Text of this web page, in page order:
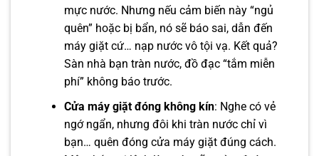
mực nước. Nhưng nếu cảm biến này “ngủ
quên” hoặc bị bẩn, nó sẽ báo sai, dẫn đến
máy giặt cứ… nạp nước vô tội vạ. Kết quả?
Sàn nhà bạn tràn nước, đồ đạc “tắm miễn
phí” không báo trước.
Cửa máy giặt đóng không kín: Nghe có vẻ
ngớ ngẩn, nhưng đôi khi tràn nước chỉ vì
bạn… quên đóng cửa máy giặt đúng cách.